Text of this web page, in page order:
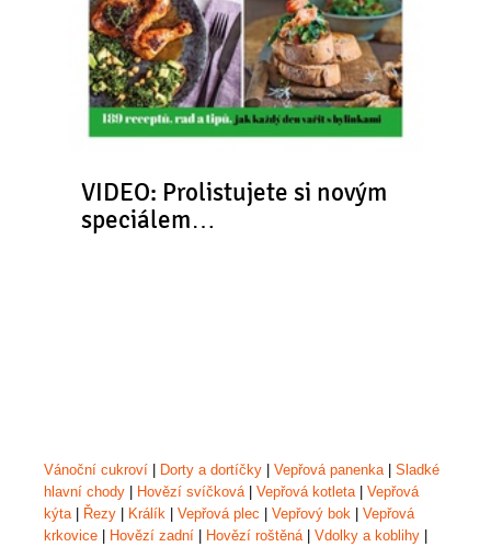
VIDEO: Prolistujete si novým
speciálem…
Vánoční cukroví Dorty a dortíčky Vepřová panenka| Sladké
hlavní chody
Hovězí svíčková| Vepřová kotleta| Vepřová
kýta| Řezy Králík Vepřová plec Vepřový bok
Vepřová
krkovice
Hovězí zadní Hovězí roštěná| Vdolky a koblihy